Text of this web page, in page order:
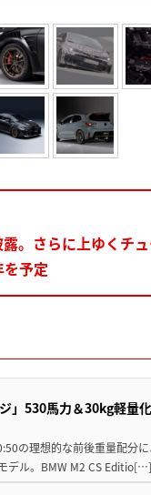
。さらに上ゆくチ
予定
」530馬力＆30kg軽量
の理想的な前後重量配分
デル。BMW M2 CS Editio[…]